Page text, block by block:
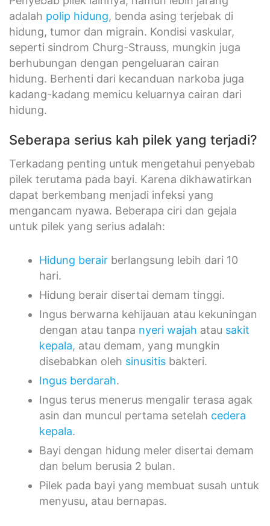
adalah polip hidung, benda asing terjebak di
hidung, tumor dan migrain. Kondisi vaskular,
seperti sindrom Churg-Strauss, mungkin juga
berhubungan dengan pengeluaran cairan
hidung. Berhenti dari kecanduan narkoba juga
kadang-kadang memicu keluarnya cairan dari
hidung.
Seberapa serius kah pilek yang terjadi?
Terkadang penting untuk mengetahui penyebab
pilek terutama pada bayi. Karena dikhawatirkan
dapat berkembang menjadi infeksi yang
mengancam nyawa. Beberapa ciri dan gejala
untuk pilek yang serius adalah:
Hidung berair berlangsung lebih dari 10
hari.
Hidung berair disertai demam tinggi.
Ingus berwarna kehijauan atau kekuningan
dengan atau tanpa nyeri wajah atau sakit
kepala, atau demam, yang mungkin
disebabkan oleh sinusitis bakteri.
Ingus berdarah.
Ingus terus menerus mengalir terasa agak
asin dan muncul pertama setelah cedera
kepala.
Bayi dengan hidung meler disertai demam
dan belum berusia 2 bulan.
Pilek pada bayi yang membuat susah untuk
menyusu, atau bernapas.